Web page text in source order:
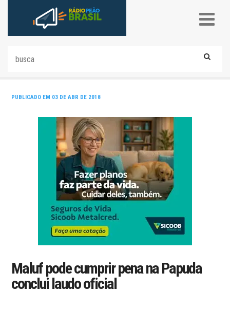
PUBLICADO EM 03 DE ABR DE 2018
Maluf pode cumprir pena na Papuda
conclui laudo oficial